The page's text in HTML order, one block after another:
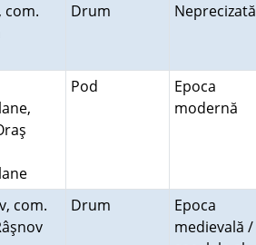
com.
Drum Neprecizată
Pod
Epoca
modernă
com.
Drum
Epoca
medievală /